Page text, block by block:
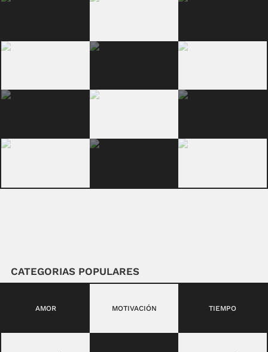
CATEGORIAS POPULARES
AMOR MOTIVACIÓN TIEMPO